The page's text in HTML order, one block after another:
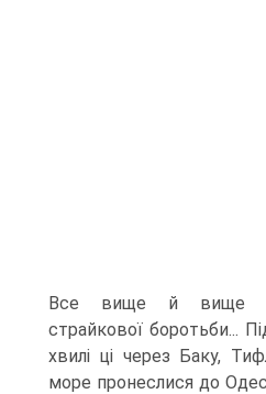
Все вище й вище
страйкової боротьби...
хвилі ці через Баку,
море пронеслися до